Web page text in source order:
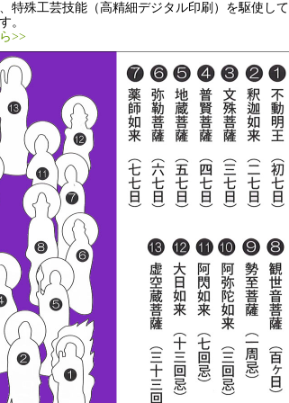
特殊工芸技能（高精細デジタル印刷）を駆使し
。
>>